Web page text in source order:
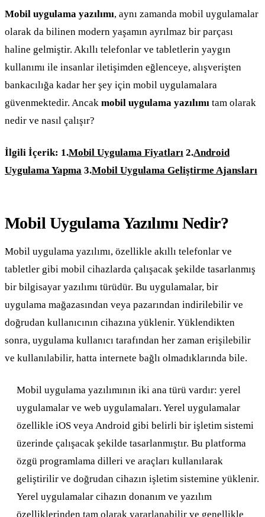
Mobil uygulama yazılımı, aynı zamanda mobil uygulamalar
olarak da bilinen modern yaşamın ayrılmaz bir parçası
haline gelmiştir. Akıllı telefonlar ve tabletlerin yaygın
kullanımı ile insanlar iletişimden eğlenceye, alışverişten
bankacılığa kadar her şey için mobil uygulamalara
güvenmektedir. Ancak mobil uygulama yazılımı tam olarak
nedir ve nasıl çalışır?
İlgili İçerik: 1.Mobil Uygulama Fiyatları 2.Android
Uygulama Yapma 3.Mobil Uygulama Geliştirme Ajansları
Mobil Uygulama Yazılımı Nedir?
Mobil uygulama yazılımı, özellikle akıllı telefonlar ve
tabletler gibi mobil cihazlarda çalışacak şekilde tasarlanmış
bir bilgisayar yazılımı türüdür. Bu uygulamalar, bir
uygulama mağazasından veya pazarından indirilebilir ve
doğrudan kullanıcının cihazına yüklenir. Yüklendikten
sonra, uygulama kullanıcı tarafından her zaman erişilebilir
ve kullanılabilir, hatta internete bağlı olmadıklarında bile.
Mobil uygulama yazılımının iki ana türü vardır: yerel
uygulamalar ve web uygulamaları. Yerel uygulamalar
özellikle iOS veya Android gibi belirli bir işletim sistemi
üzerinde çalışacak şekilde tasarlanmıştır. Bu platforma
özgü programlama dilleri ve araçları kullanılarak
geliştirilir ve doğrudan cihazın işletim sistemine yüklenir.
Yerel uygulamalar cihazın donanım ve yazılım
özelliklerinden tam olarak yararlanabilir ve genellikle